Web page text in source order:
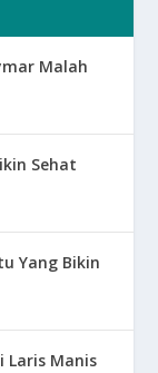
Malah
Sehat
Yang Bikin
Laris Manis